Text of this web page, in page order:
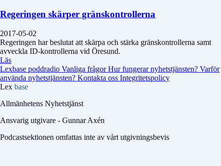
Regeringen skärper gränskontrollerna
2017-05-02
Regeringen har beslutat att skärpa och stärka gränskontrollerna samt
avveckla ID-kontrollerna vid Öresund.
Läs
Lexbase poddradio Vanliga frågorHur fungerar nyhetstjänsten? Varför
använda nyhetstjänsten? Kontakta oss Integritetspolicy
Lex base
Allmänhetens Nyhetstjänst
Ansvarig utgivare - Gunnar Axén
Podcastsektionen omfattas inte av vårt utgivningsbevis